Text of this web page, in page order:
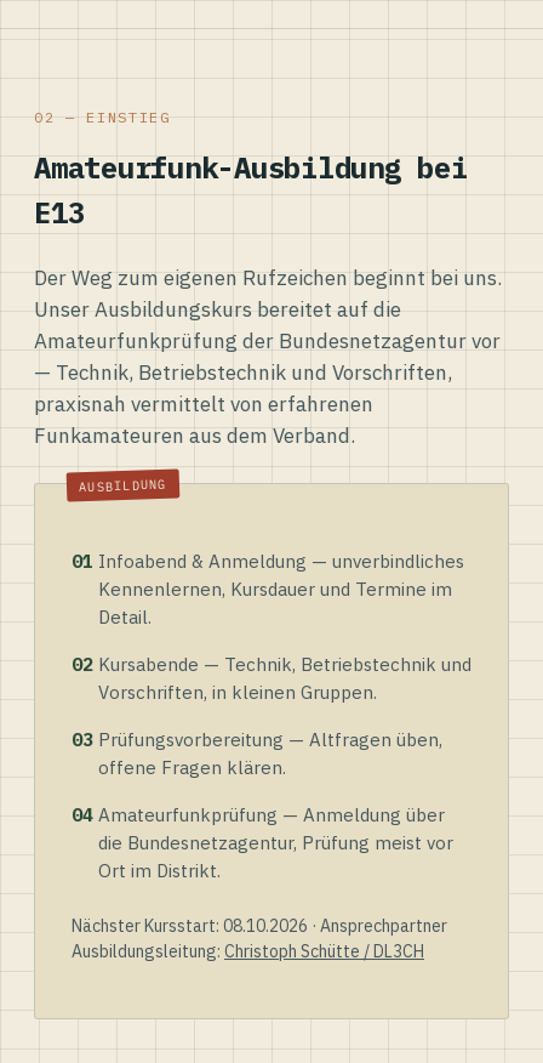
02 — EINSTIEG
Amateurfunk-Ausbildung bei
E13
Der Weg zum eigenen Rufzeichen beginnt bei uns.
Unser Ausbildungskurs bereitet auf die
Amateurfunkprüfung der Bundesnetzagentur vor
— Technik, Betriebstechnik und Vorschriften,
praxisnah vermittelt von erfahrenen
Funkamateuren aus dem Verband.
01 Infoabend & Anmeldung — unverbindliches
Kennenlernen, Kursdauer und Termine im
Detail.
02 Kursabende — Technik, Betriebstechnik und
Vorschriften, in kleinen Gruppen.
03 Prüfungsvorbereitung — Altfragen üben,
offene Fragen klären.
04 Amateurfunkprüfung — Anmeldung über
die Bundesnetzagentur, Prüfung meist vor
Ort im Distrikt.
Nächster Kursstart: 08.10.2026 · Ansprechpartner
Ausbildungsleitung: Christoph Schütte / DL3CH